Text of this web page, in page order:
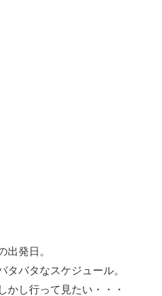
出発日。
バタなスケジュール。
かし行って見たい・・・